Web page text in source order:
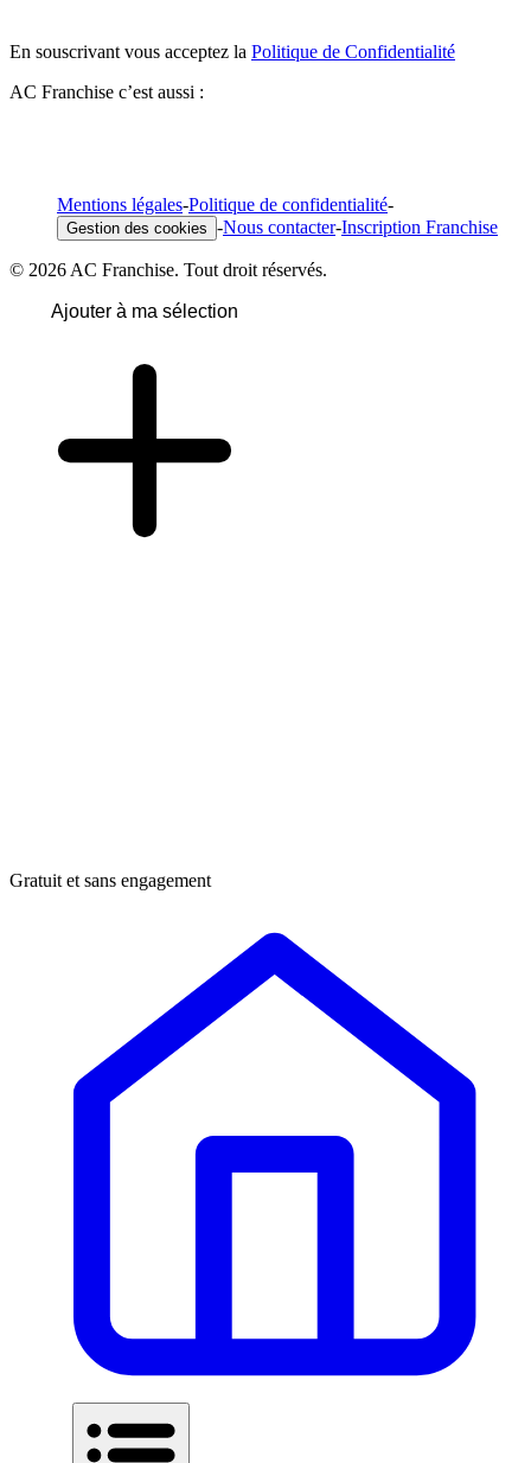
En souscrivant vous acceptez la Politique de Confidentialité
AC Franchise c’est aussi :
Mentions légales-Politique de confidentialité-
Gestion des cookies -Nous contacter-Inscription Franchise
© 2026 AC Franchise. Tout droit réservés.
Ajouter à ma sélection
Gratuit et sans engagement